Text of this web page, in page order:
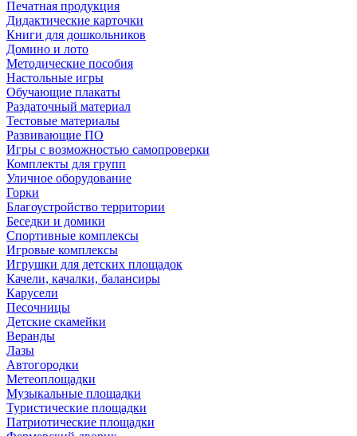
Печатная продукция
Дидактические карточки
Книги для дошкольников
Домино и лото
Методические пособия
Настольные игры
Обучающие плакаты
Раздаточный материал
Тестовые материалы
Развивающие ПО
Игры с возможностью самопроверки
Комплекты для групп
Уличное оборудование
Горки
Благоустройство территории
Беседки и домики
Спортивные комплексы
Игровые комплексы
Игрушки для детских площадок
Качели, качалки, балансиры
Карусели
Песочницы
Детские скамейки
Веранды
Лазы
Автогородки
Метеоплощадки
Музыкальные площадки
Туристические площадки
Патриотические площадки